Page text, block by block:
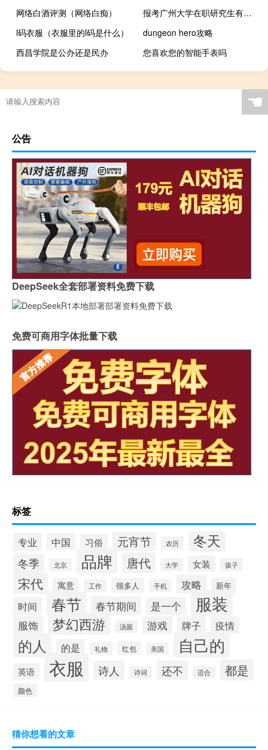
网络白酒评测（网络白痴）
报考广州大学在职研究生有什么好处
l码衣服（衣服里的l码是什么）
dungeon hero攻略
西昌学院是公办还是民办
您喜欢您的智能手表吗
☚
公告
DeepSeek全套部署资料免费下载
免费可商用字体批量下载
标签
专业 中国 习俗 元宵节 农历 冬天
冬季 北京 品牌 唐代 大学 女装 孩子
宋代 寓意 工作 很多人 手机 攻略 新年
时间 春节 春节期间 是一个 服装
服饰 梦幻西游 汤圆 游戏 牌子 疫情
的人 的是 礼物 红包 美国 自己的
英语 衣服 诗人 诗词 还不 适合 都是
颜色
猜你想看的文章